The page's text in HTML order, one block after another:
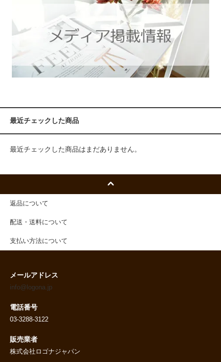
最近チェックした商品
最近チェックした商品はまだありません。
返品について
配送・送料について
支払い方法について
メールアドレス
info@logona.jp
電話番号
03-3288-3122
販売業者
株式会社ロゴナジャパン